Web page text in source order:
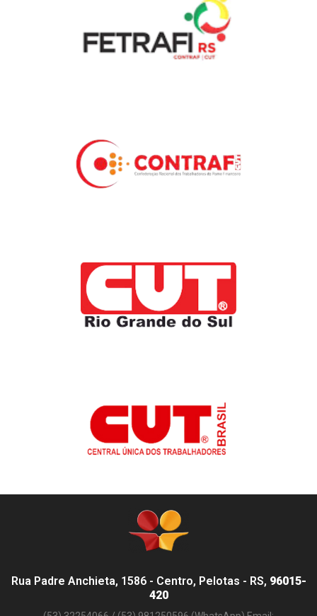
Rua Padre Anchieta, 1586 - Centro, Pelotas - RS, 96015-
420